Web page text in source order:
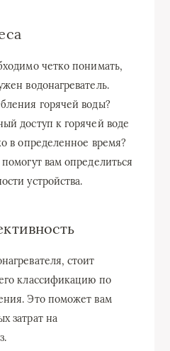
четко понимать,
водонагреватель.
горячей воды?
доступ к горячей воде
в определенное время?
вам определиться
устройства.
стоит
классификацию по
Это поможет вам
затрат на